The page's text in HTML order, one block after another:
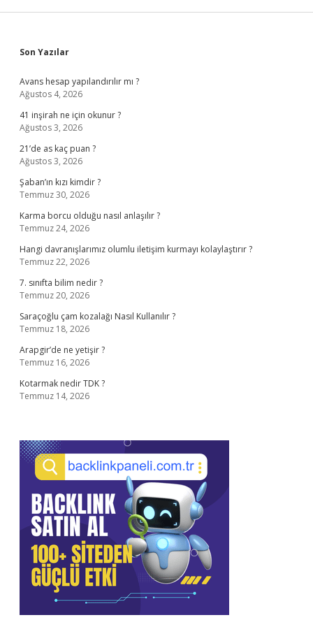
Sidebar
Son Yazılar
Avans hesap yapılandırılır mı ?
Ağustos 4, 2026
41 inşirah ne için okunur ?
Ağustos 3, 2026
21’de as kaç puan ?
Ağustos 3, 2026
Şaban’ın kızı kimdir ?
Temmuz 30, 2026
Karma borcu olduğu nasıl anlaşılır ?
Temmuz 24, 2026
Hangi davranışlarımız olumlu iletişim kurmayı kolaylaştırır ?
Temmuz 22, 2026
7. sınıfta bilim nedir ?
Temmuz 20, 2026
Saraçoğlu çam kozalağı Nasıl Kullanılır ?
Temmuz 18, 2026
Arapgir’de ne yetişir ?
Temmuz 16, 2026
Kotarmak nedir TDK ?
Temmuz 14, 2026